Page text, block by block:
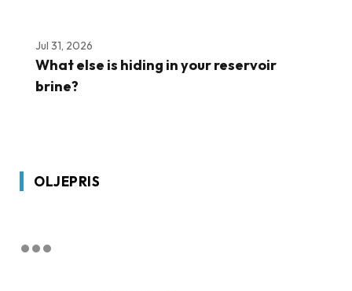
Jul 31, 2026
What else is hiding in your reservoir
brine?
OLJEPRIS